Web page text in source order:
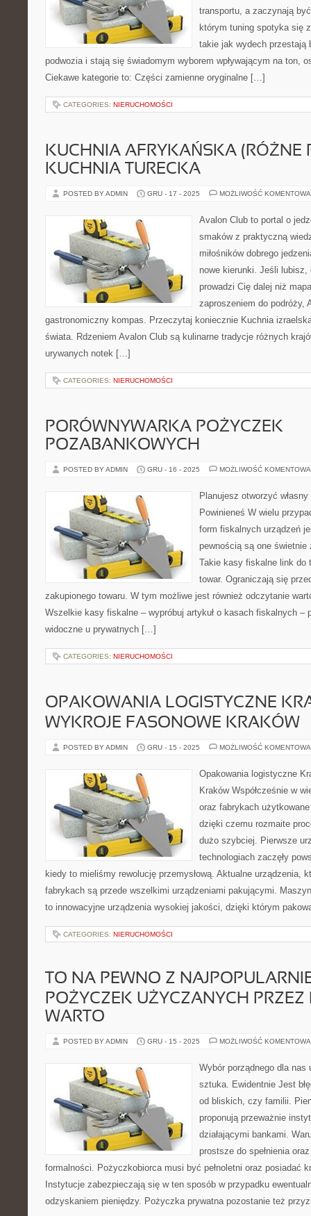
transportu, a zaczynają
którym tuning spotyka się
takie jak wydech przestają
podwozia i stają się świadomym wyborem wpływającym na ton,
Ciekawe kategorie to: Części zamienne oryginalne […]
CATEGORIES: NIERUCHOMOŚCI
KUCHNIA AFRYKAŃSKA (RÓŻNE
KUCHNIA TURECKA
POSTED BY ADMIN GRU - 17 - 2025 MOŻLIWOŚĆ
Avalon Club to portal o
smaków z praktyczną
miłośników dobrego
nowe kierunki. Jeśli lubisz,
prowadzi Cię dalej niż
zaproszeniem do podróży,
gastronomiczny kompas. Przeczytaj koniecznie Kuchnia
świata. Rdzeniem Avalon Club są kulinarne tradycje różnych
urywanych notek […]
CATEGORIES: NIERUCHOMOŚCI
PORÓWNYWARKA POŻYCZEK
POZABANKOWYCH
POSTED BY ADMIN GRU - 16 - 2025 MOŻLIWOŚĆ
Planujesz otworzyć
Powinieneś W wielu
form fiskalnych urządzeń
pewnością są one
Takie kasy fiskalne link do
towar. Ograniczają się
zakupionego towaru. W tym możliwe jest również odczytanie
Wszelkie kasy fiskalne – wypróbuj artykuł o kasach fiskalnych –
widoczne u prywatnych […]
CATEGORIES: NIERUCHOMOŚCI
OPAKOWANIA LOGISTYCZNE
WYKROJE FASONOWE KRAKÓW
POSTED BY ADMIN GRU - 15 - 2025 MOŻLIWOŚĆ
Opakowania logistyczne
Kraków Współcześnie w
oraz fabrykach
dzięki czemu rozmaite
dużo szybciej. Pierwsze
technologiach zaczęły
kiedy to mieliśmy rewolucję przemysłową. Aktualne urządzenia,
fabrykach są przede wszelkimi urządzeniami pakującymi.
to innowacyjne urządzenia wysokiej jakości, dzięki którym
CATEGORIES: NIERUCHOMOŚCI
TO NA PEWNO Z
POŻYCZEK UŻYCZANYCH PRZEZ
WARTO
POSTED BY ADMIN GRU - 15 - 2025 MOŻLIWOŚĆ
Wybór porządnego dla nas
sztuka. Ewidentnie Jest
od bliskich, czy familii.
proponują przeważnie
działającymi bankami.
prostsze do spełnienia
formalności. Pożyczkobiorca musi być pełnoletni oraz posiadać
Instytucje zabezpieczają się w ten sposób w przypadku
odzyskaniem pieniędzy. Pożyczka prywatna pozostanie też